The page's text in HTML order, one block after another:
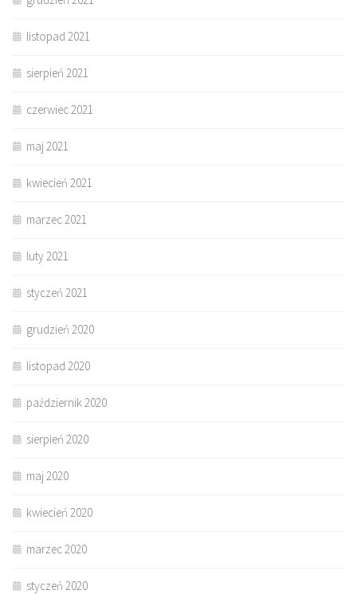
listopad 2021
sierpień 2021
czerwiec 2021
maj 2021
kwiecień 2021
marzec 2021
luty 2021
styczeń 2021
grudzień 2020
listopad 2020
październik 2020
sierpień 2020
maj 2020
kwiecień 2020
marzec 2020
styczeń 2020